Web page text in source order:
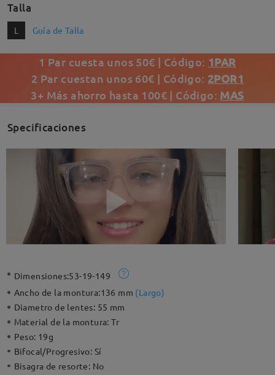
Talla
L Guía de Talla
1 Par cuesta unos 50€ | Código: 1PAR
2 Par cuestan unos 60€ | Código: 2POR1
3+ Más ahorro hasta 100€ | Código: MAS
Specificaciones
Dimensiones:53-19-149
Ancho de la montura:136 mm (Largo)
Diametro de lentes: 55 mm
Material de la montura:Tr
Peso: 19g
Bifocal/Progresivo: Sí
Bisagra de resorte: No